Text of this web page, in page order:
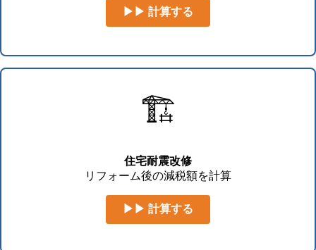
▶▶ 計算する
🏗️
住宅耐震改修
リフォーム後の減税額を計算
▶▶ 計算する